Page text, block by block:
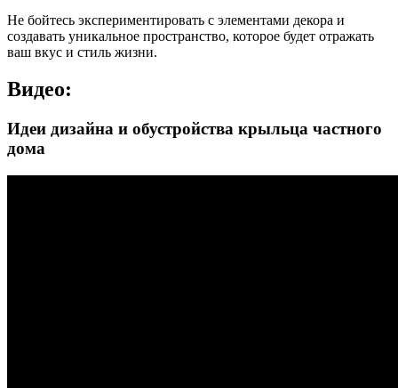
Не бойтесь экспериментировать с элементами декора и
создавать уникальное пространство, которое будет отражать
ваш вкус и стиль жизни.
Видео:
Идеи дизайна и обустройства крыльца частного
дома